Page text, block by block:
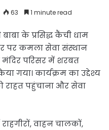
63 1 minute read
के प्रसिद्ध कैंची धाम
पर कमला सेवा संस्थान
मंदिर परिसर में शरबत
गया। कार्यक्रम का उद्देश्य
राहत पहुंचाना और सेवा
वाहन चालकों,